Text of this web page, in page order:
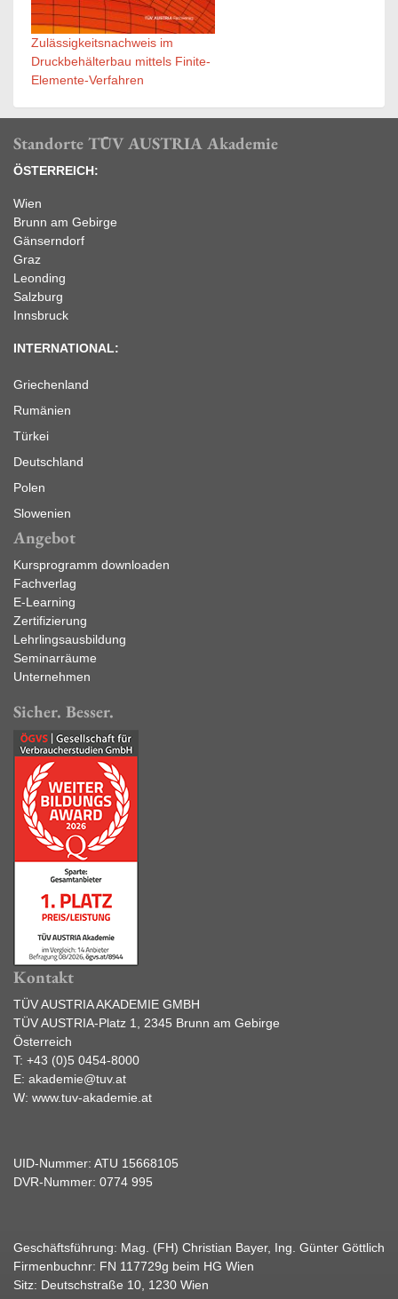
Zulässigkeitsnachweis im
Druckbehälterbau mittels Finite-
Elemente-Verfahren
Standorte TÜV AUSTRIA Akademie
ÖSTERREICH:
Wien
Brunn am Gebirge
Gänserndorf
Graz
Leonding
Salzburg
Innsbruck
INTERNATIONAL:
Griechenland
Rumänien
Türkei
Deutschland
Polen
Slowenien
Angebot
Kursprogramm downloaden
Fachverlag
E-Learning
Zertifizierung
Lehrlingsausbildung
Seminarräume
Unternehmen
Sicher. Besser.
Kontakt
TÜV AUSTRIA AKADEMIE GMBH
TÜV AUSTRIA-Platz 1, 2345 Brunn am Gebirge
Österreich
T: +43 (0)5 0454-8000
E: akademie@tuv.at
W: www.tuv-akademie.at
UID-Nummer: ATU 15668105
DVR-Nummer: 0774 995
Geschäftsführung: Mag. (FH) Christian Bayer, Ing. Günter Göttlich
Firmenbuchnr: FN 117729g beim HG Wien
Sitz: Deutschstraße 10, 1230 Wien